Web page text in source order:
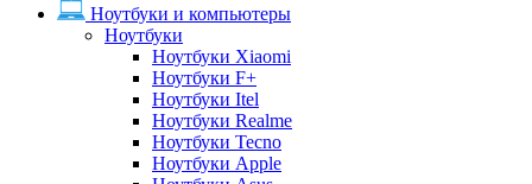
Ноутбуки и компьютеры
Ноутбуки
Ноутбуки Xiaomi
Ноутбуки F+
Ноутбуки Itel
Ноутбуки Realme
Ноутбуки Tecno
Ноутбуки Apple